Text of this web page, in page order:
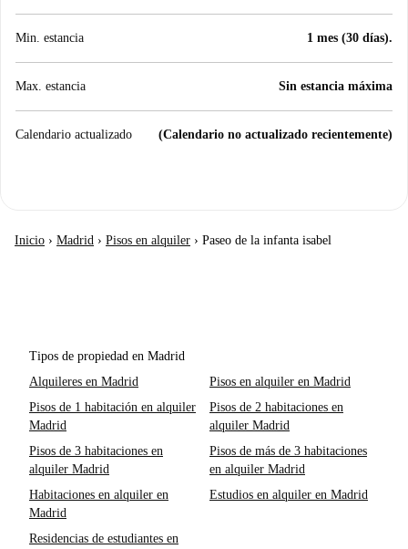
Min. estancia 1 mes (30 días).
Max. estancia Sin estancia máxima
Calendario actualizado (Calendario no actualizado recientemente)
Inicio › Madrid › Pisos en alquiler › Paseo de la infanta isabel
Tipos de propiedad en Madrid
Alquileres en Madrid
Pisos en alquiler en Madrid
Pisos de 1 habitación en alquiler
Madrid
Pisos de 2 habitaciones en
alquiler Madrid
Pisos de 3 habitaciones en
alquiler Madrid
Pisos de más de 3 habitaciones
en alquiler Madrid
Habitaciones en alquiler en
Madrid
Estudios en alquiler en Madrid
Residencias de estudiantes en